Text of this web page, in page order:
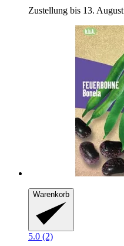
Zustellung bis 13. August
Warenkorb
5.0 (2)